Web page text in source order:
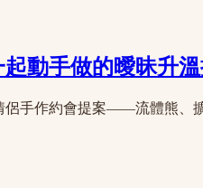
動手做的曖昧升溫
侶手作約會提案——流體熊、